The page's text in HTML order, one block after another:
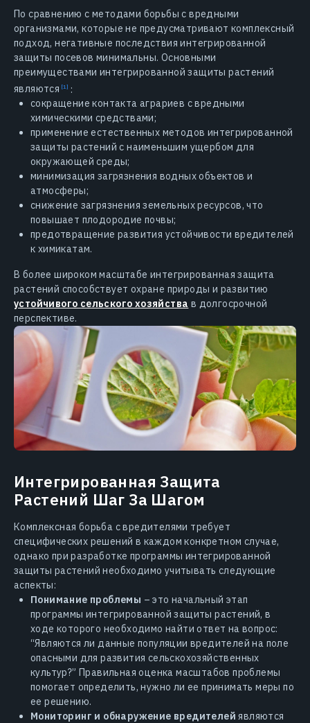
По сравнению с методами борьбы с вредными
организмами, которые не предусматривают комплексный
подход, негативные последствия интегрированной
защиты посевов минимальны. Основными
преимуществами интегрированной защиты растений
являются
:
сокращение контакта аграриев с вредными
химическими средствами;
применение естественных методов интегрированной
защиты растений с наименьшим ущербом для
окружающей среды;
минимизация загрязнения водных объектов и
атмосферы;
снижение загрязнения земельных ресурсов, что
повышает плодородие почвы;
предотвращение развития устойчивости вредителей
к химикатам.
В более широком масштабе интегрированная защита
растений способствует охране природы и развитию
устойчивого сельского хозяйства в долгосрочной
перспективе.
Интегрированная Защита
Растений Шаг За Шагом
Комплексная борьба с вредителями требует
специфических решений в каждом конкретном случае,
однако при разработке программы интегрированной
защиты растений необходимо учитывать следующие
аспекты:
Понимание проблемы – это начальный этап
программы интегрированной защиты растений, в
ходе которого необходимо найти ответ на вопрос:
“Являются ли данные популяции вредителей на поле
опасными для развития сельскохозяйственных
культур?” Правильная оценка масштабов проблемы
помогает определить, нужно ли ее принимать меры по
ее решению.
Мониторинг и обнаружение вредителей являются